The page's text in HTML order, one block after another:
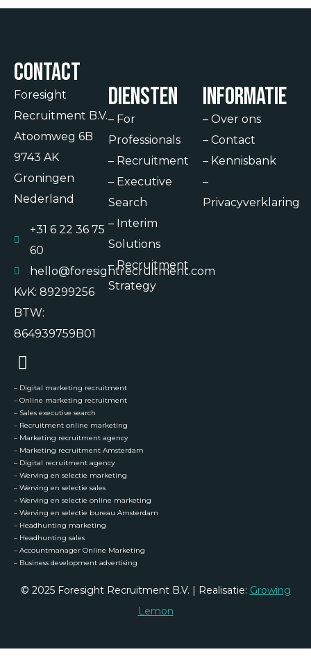
Contact
Foresight
Recruitment B.V.
Atoomweg 6B
9743 AK
Groningen
Nederland
+31 6 22 36 75
60
hello@foresightrecruitment.com
KvK: 89299256
BTW:
864939759B01
Diensten
– For
Professionals
– Recruitment
– Executive
Search
– Interim
Solutions
–Recruitment
Strategy
Informatie
– Over ons
– Contact
– Kennisbank
–
Privacyverklaring
– Digital marketing recruitment
– Online marketing recruitment
– Sales executive search
– Recruitment online marketing
– Marketing recruitment agency
– Marketing recruitment Amsterdam
– Digital recruitment agency
– Werving en selectie marketing
– Werving en selectie sales
– Werving en selectie online marketing
– Werving en selectie bureau Amsterdam
– Headhunting marketing
– Headhunting sales
– Accountmanager Online Marketing
– Business development advertising
© 2025 Foresight Recruitment B.V. | Realisatie: Growing
Lemon